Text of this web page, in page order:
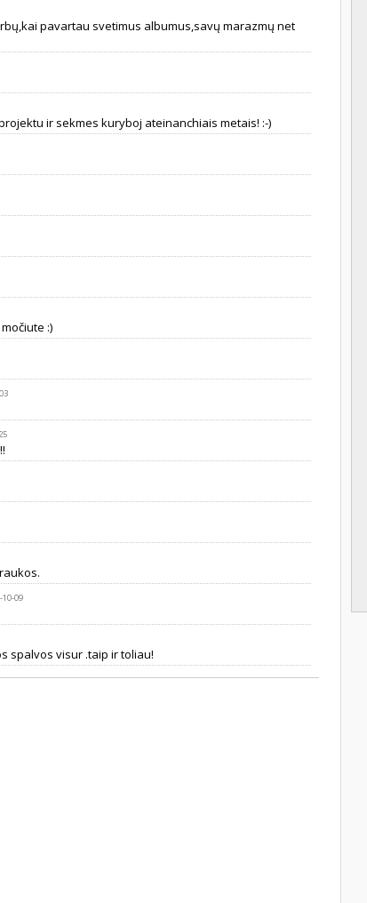
pavartau svetimus albumus,savų marazmų net
ir sekmes kuryboj ateinanchiais metais! :-)
:)
10-09
spalvos visur .taip ir toliau!